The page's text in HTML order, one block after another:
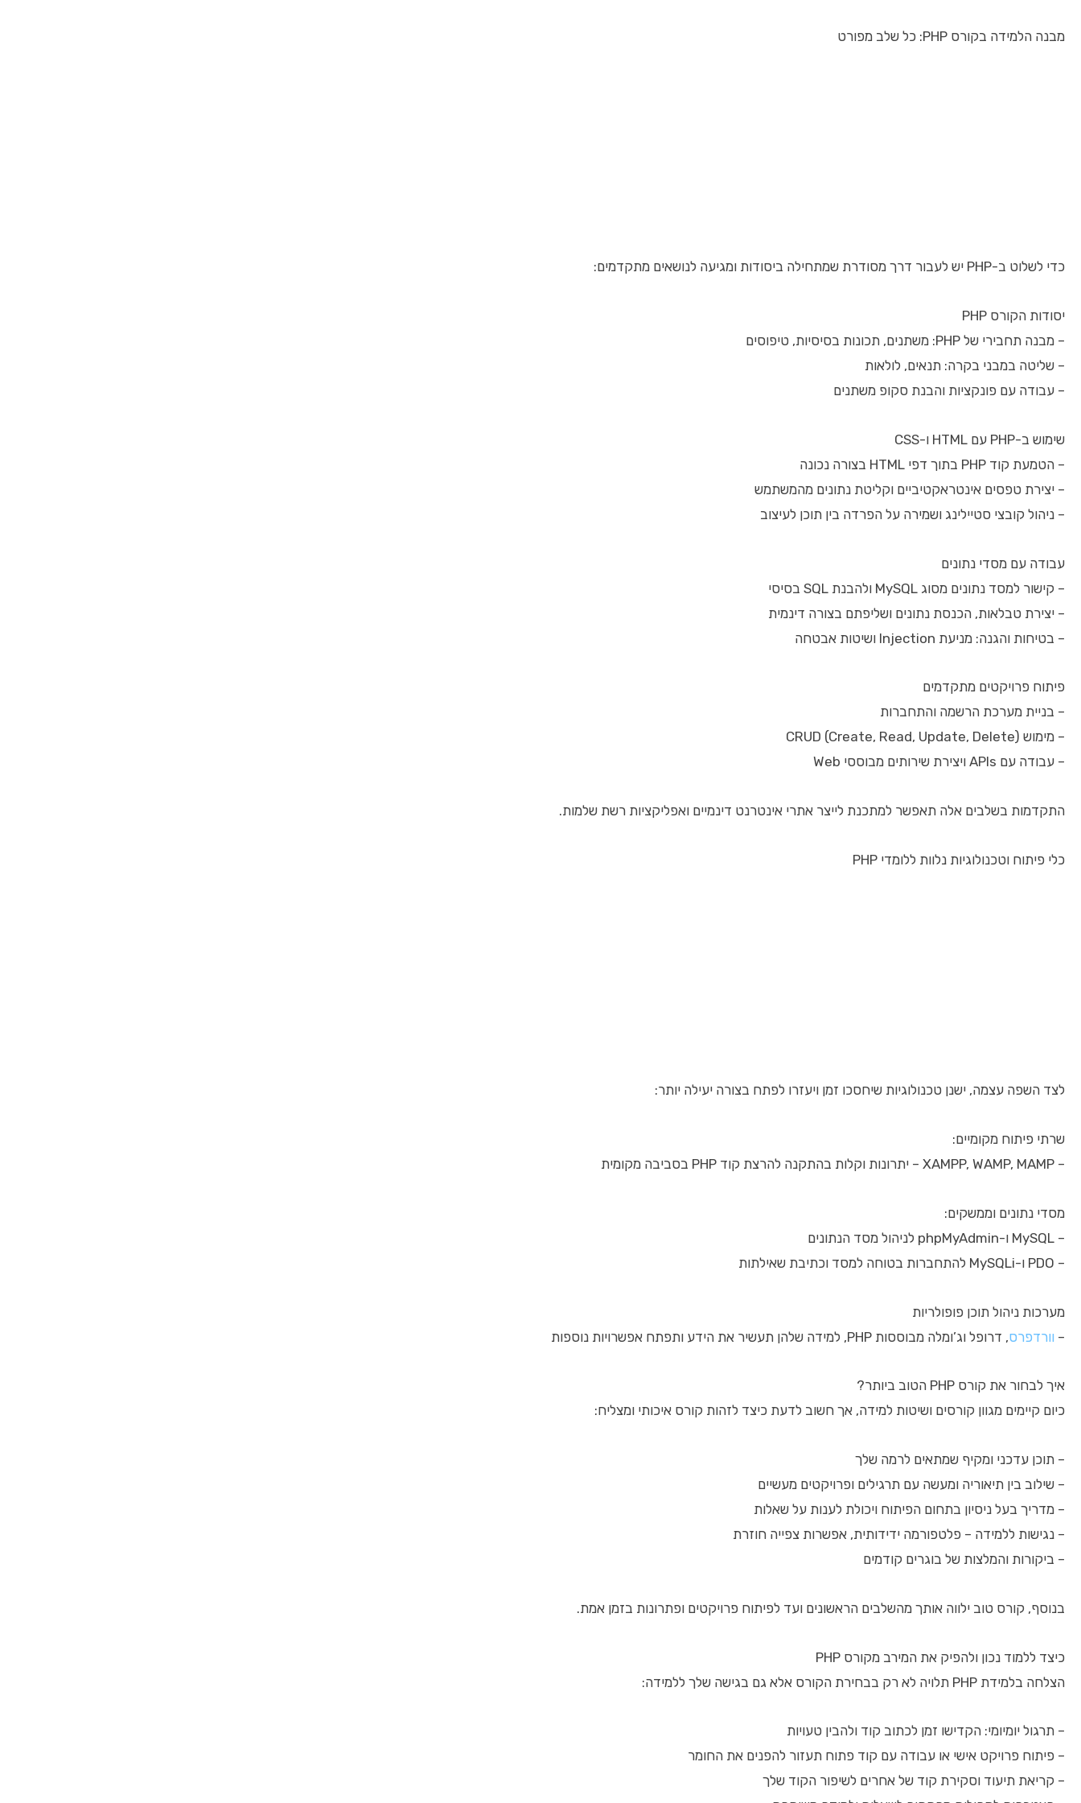
מבנה הלמידה בקורס PHP: כל שלב מפורט
כדי לשלוט ב-PHP יש לעבור דרך מסודרת שמתחילה ביסודות ומגיעה לנושאים מתקדמים:
יסודות הקורס PHP
– מבנה תחבירי של PHP: משתנים, תכונות בסיסיות, טיפוסים
– שליטה במבני בקרה: תנאים, לולאות
– עבודה עם פונקציות והבנת סקופ משתנים
שימוש ב-PHP עם HTML ו-CSS
– הטמעת קוד PHP בתוך דפי HTML בצורה נכונה
– יצירת טפסים אינטראקטיביים וקליטת נתונים מהמשתמש
– ניהול קובצי סטיילינג ושמירה על הפרדה בין תוכן לעיצוב
עבודה עם מסדי נתונים
– קישור למסד נתונים מסוג MySQL ולהבנת SQL בסיסי
– יצירת טבלאות, הכנסת נתונים ושליפתם בצורה דינמית
– בטיחות והגנה: מניעת Injection ושיטות אבטחה
פיתוח פרויקטים מתקדמים
– בניית מערכת הרשמה והתחברות
– מימוש CRUD (Create, Read, Update, Delete)
– עבודה עם APIs ויצירת שירותים מבוססי Web
התקדמות בשלבים אלה תאפשר למתכנת לייצר אתרי אינטרנט דינמיים ואפליקציות רשת שלמות.
כלי פיתוח וטכנולוגיות נלוות ללומדי PHP
לצד השפה עצמה, ישנן טכנולוגיות שיחסכו זמן ויעזרו לפתח בצורה יעילה יותר:
שרתי פיתוח מקומיים:
– XAMPP, WAMP, MAMP – יתרונות וקלות בהתקנה להרצת קוד PHP בסביבה מקומית
מסדי נתונים וממשקים:
– MySQL ו-phpMyAdmin לניהול מסד הנתונים
– PDO ו-MySQLi להתחברות בטוחה למסד וכתיבת שאילתות
מערכות ניהול תוכן פופולריות
– וורדפרס, דרופל וג’ומלה מבוססות PHP, למידה שלהן תעשיר את הידע ותפתח אפשרויות נוספות
איך לבחור את קורס PHP הטוב ביותר?
כיום קיימים מגוון קורסים ושיטות למידה, אך חשוב לדעת כיצד לזהות קורס איכותי ומצליח:
– תוכן עדכני ומקיף שמתאים לרמה שלך
– שילוב בין תיאוריה ומעשה עם תרגילים ופרויקטים מעשיים
– מדריך בעל ניסיון בתחום הפיתוח ויכולת לענות על שאלות
– נגישות ללמידה – פלטפורמה ידידותית, אפשרות צפייה חוזרת
– ביקורות והמלצות של בוגרים קודמים
בנוסף, קורס טוב ילווה אותך מהשלבים הראשונים ועד לפיתוח פרויקטים ופתרונות בזמן אמת.
כיצד ללמוד נכון ולהפיק את המירב מקורס PHP
הצלחה בלמידת PHP תלויה לא רק בבחירת הקורס אלא גם בגישה שלך ללמידה:
– תרגול יומיומי: הקדישו זמן לכתוב קוד ולהבין טעויות
– פיתוח פרויקט אישי או עבודה עם קוד פתוח תעזור להפנים את החומר
– קריאת תיעוד וסקירת קוד של אחרים לשיפור הקוד שלך